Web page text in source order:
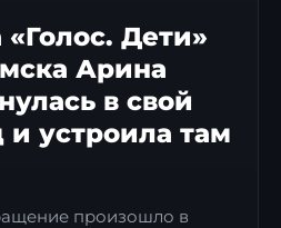
Дети»
Арина
в свой
и устроила там
произошло в